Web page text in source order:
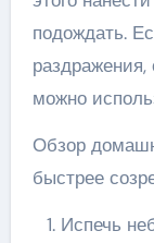
подождать.
раздражения,
можно
Обзор
быстрее
Испечь